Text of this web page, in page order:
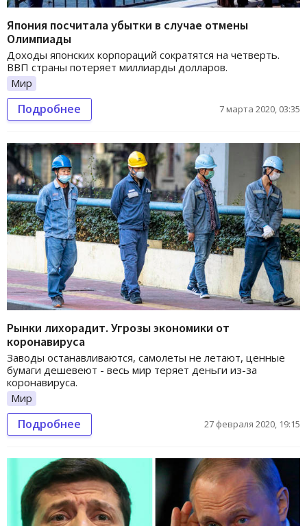
Япония посчитала убытки в случае отмены
Олимпиады
Доходы японских корпораций сократятся на четверть.
ВВП страны потеряет миллиарды долларов.
Мир
Подробнее 7 марта 2020, 03:35
Рынки лихорадит. Угрозы экономики от
коронавируса
Заводы останавливаются, самолеты не летают, ценные
бумаги дешевеют - весь мир теряет деньги из-за
коронавируса.
Мир
Подробнее 27 февраля 2020, 19:15